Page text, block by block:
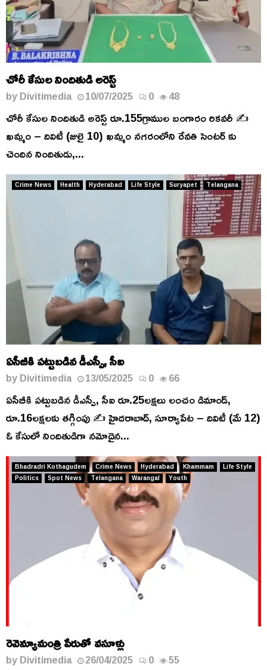
చోరీ కేసుల నిందితుడి అరెస్ట్
byDivitimedia 10/07/2025 0 48
చోరీ కేసుల నిందితుడి అరెస్ట్ రూ.155గ్రాముల బంగారం రికవరీ ✍️
ఖమ్మం – దివిటీ (జులై 10) ఖమ్మం నగరంలోని రేవతి సెంటర్ కు
చెందిన నిందితుడు,...
Crime News Health Hyderabad Life Style Suryapet Telangana
ఏసీబీకి పట్టుబడిన డీఎస్పీ, సీఐ
byDivitimedia 13/05/2025 0 66
ఏసీబీకి పట్టుబడిన డీఎస్పీ, సీఐ రూ.25లక్షలు లంచం డిమాండ్,
రూ.16లక్షలకు తగ్గింపు ✍️ హైదరాబాద్, సూర్యాపేట – దివిటీ (మే 12)
ఓ కేసులో నిందితుడిగా నమోదైన...
Bhadradri Kothagudem Crime News Hyderabad Khammam
Life Style
Politics
Spot News Telangana Warangal Youth
రెవెన్యూమంత్రి పేరుతో వ‌సూళ్లు
byDivitimedia 26/04/2025 0 55